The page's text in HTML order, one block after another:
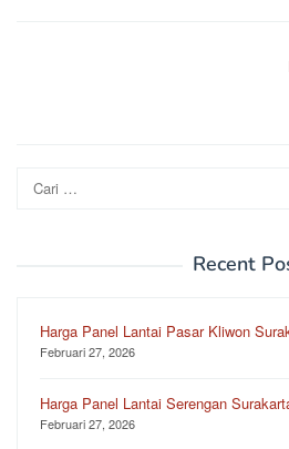
Cari
untuk:
Recent
Harga Panel Lantai Pasar Kliwon
Februari 27, 2026
Harga Panel Lantai Serengan
Februari 27, 2026